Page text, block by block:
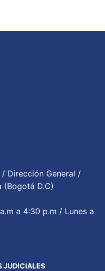
Dirección General /
(Bogotá D.C)
a 4:30 p.m / Lunes a
JUDICIALES